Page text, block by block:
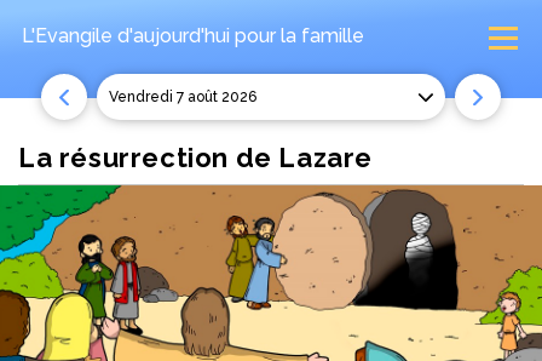
L'Evangile d'aujourd'hui pour la famille
vendredi 7 août 2026
La résurrection de Lazare